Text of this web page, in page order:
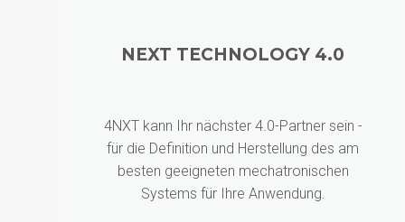
NEXT TECHNOLOGY 4.0
4NXT kann Ihr nächster 4.0-Partner sein -
für die Definition und Herstellung des am
besten geeigneten mechatronischen
Systems für Ihre Anwendung.